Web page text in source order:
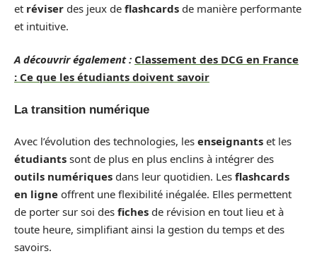
et réviser des jeux de flashcards de manière performante
et intuitive.
A découvrir également : Classement des DCG en France
: Ce que les étudiants doivent savoir
La transition numérique
Avec l’évolution des technologies, les enseignants et les
étudiants sont de plus en plus enclins à intégrer des
outils numériques dans leur quotidien. Les flashcards
en ligne offrent une flexibilité inégalée. Elles permettent
de porter sur soi des fiches de révision en tout lieu et à
toute heure, simplifiant ainsi la gestion du temps et des
savoirs.